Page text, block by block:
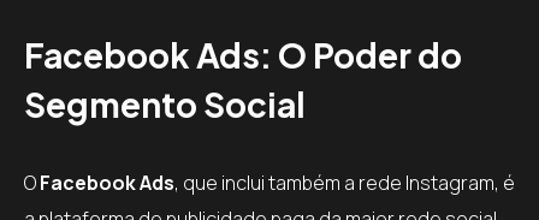
Facebook Ads: O Poder do
Segmento Social
OFacebook Ads, que inclui também a rede Instagram, é